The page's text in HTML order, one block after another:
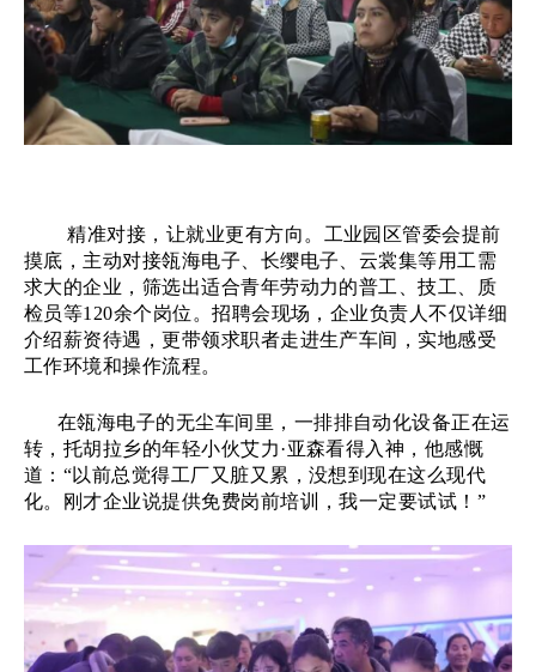
精准对接，让就业更有方向。工业园区管委会提前
摸底，主动对接瓴海电子、长缨电子、云裳集等用工需
求大的企业，筛选出适合青年劳动力的普工、技工、质
检员等120余个岗位。招聘会现场，企业负责人不仅详细
介绍薪资待遇，更带领求职者走进生产车间，实地感受
工作环境和操作流程。
在瓴海电子的无尘车间里，一排排自动化设备正在运
转，托胡拉乡的年轻小伙艾力·亚森看得入神，他感慨
道：“以前总觉得工厂又脏又累，没想到现在这么现代
化。刚才企业说提供免费岗前培训，我一定要试试！”